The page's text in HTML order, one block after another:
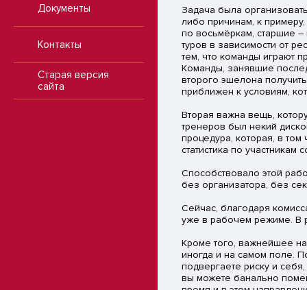
Документы
Контакты
Старая версия
сайта
Задача была
либо причинам, к
по восьмёркам, старшие –
туров в зависимости от
тем, что команды играют
Команды, занявшие
второго эшелона
приближен к условиям,
Вторая важна вещь,
тренеров был некий
процедура, которая, в
статистика по участникам
Способствовало этой
без организатора, без
Сейчас, благодаря
уже в рабочем режиме. В
Кроме того, важнейшее
иногда и на самом поле.
подвергаете риску и
вы можете банально